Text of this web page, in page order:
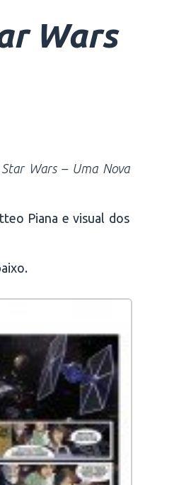
Wars
Star Wars – Uma Nova
Piana e visual dos